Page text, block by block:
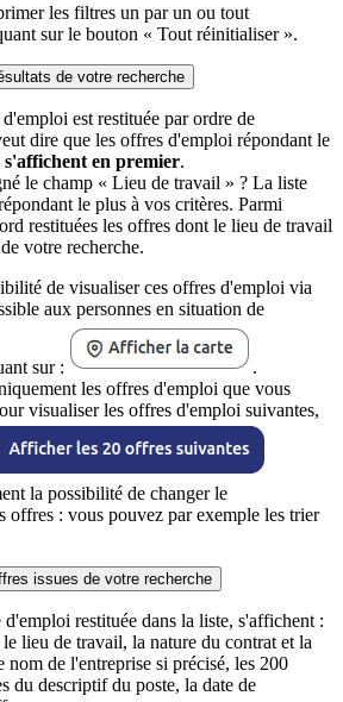
les filtres un par un ou tout
sur le bouton « Tout réinitialiser ».
de votre recherche
est restituée par ordre de
dire que les offres d'emploi répondant le
s'affichent en premier.
le champ « Lieu de travail » ? La liste
le plus à vos critères. Parmi
restituées les offres dont le lieu de travail
votre recherche.
de visualiser ces offres d'emploi via
aux personnes en situation de
sur :
.
les offres d'emploi que vous
visualiser les offres d'emploi suivantes,
la possibilité de changer le
offres : vous pouvez par exemple les trier
issues de votre recherche
restituée dans la liste, s'affichent :
lieu de travail, la nature du contrat et la
nom de l'entreprise si précisé, les 200
du descriptif du poste, la date de